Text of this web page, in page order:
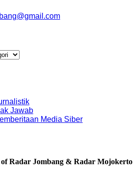
Jawab
Media Siber
of Radar Jombang & Radar Mojokerto